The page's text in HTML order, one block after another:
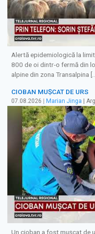
Alertă epidemiologică la
800 de oi dintr-o fermă din
alpine din zona Transalpina
CIOBAN MUȘCAT DE URS
07.08.2026 | Marian Jinga |
Un cioban a fost mușcat de